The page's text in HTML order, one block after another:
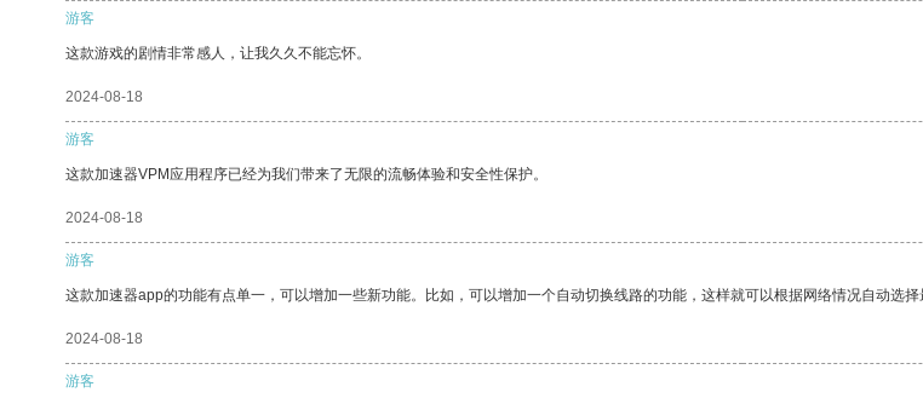
游客
这款游戏的剧情非常感人，让我久久不能忘怀。
2024-08-18
游客
这款加速器VPM应用程序已经为我们带来了无限的流畅体验和安全性保护。
2024-08-18
游客
这款加速器app的功能有点单一，可以增加一些新功能。比如，可以增加一个自动切换线路的功能，这样就可以根据网络情况自动选择
2024-08-18
游客